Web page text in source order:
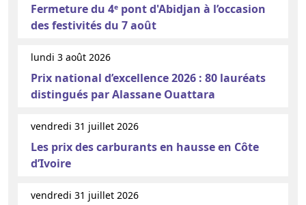
Fermeture du 4ᵉ pont d'Abidjan à l’occasion
des festivités du 7 août
lundi 3 août 2026
Prix national d’excellence 2026 : 80 lauréats
distingués par Alassane Ouattara
vendredi 31 juillet 2026
Les prix des carburants en hausse en Côte
d’Ivoire
vendredi 31 juillet 2026